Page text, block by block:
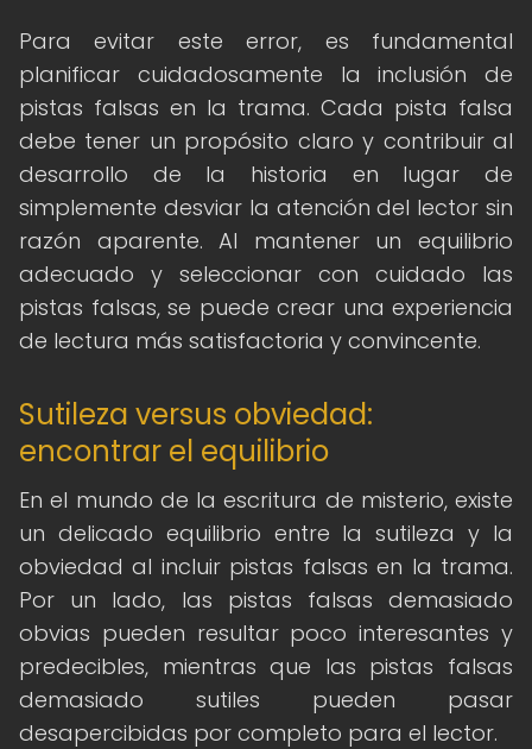
Para evitar este error, es fundamental
planificar cuidadosamente la inclusión de
pistas falsas en la trama. Cada pista falsa
debe tener un propósito claro y contribuir al
desarrollo de la historia en lugar de
simplemente desviar la atención del lector sin
razón aparente. Al mantener un equilibrio
adecuado y seleccionar con cuidado las
pistas falsas, se puede crear una experiencia
de lectura más satisfactoria y convincente.
Sutileza versus obviedad:
encontrar el equilibrio
En el mundo de la escritura de misterio, existe
un delicado equilibrio entre la sutileza y la
obviedad al incluir pistas falsas en la trama.
Por un lado, las pistas falsas demasiado
obvias pueden resultar poco interesantes y
predecibles, mientras que las pistas falsas
demasiado sutiles pueden pasar
desapercibidas por completo para el lector.